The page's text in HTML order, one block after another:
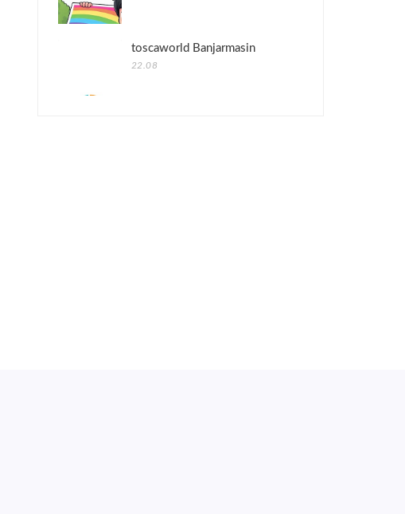
toscaworld Banjarmasin
22.08